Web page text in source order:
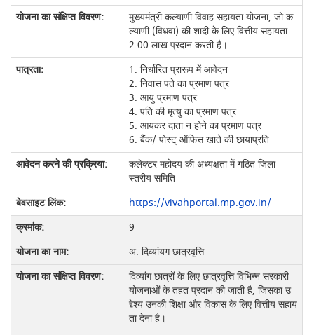
मुख्यमंत्री कल्याणी विवाह सहायता योजना, जो क
ल्याणी (विधवा) की शादी के लिए वित्तीय सहायता
2.00 लाख प्रदान करती है।
1. निर्धारित प्रारूप में आवेदन
2. निवास पते का प्रमाण पत्र
3. आयु प्रमाण पत्र
4. पति की मृत्यु् का प्रमाण पत्र
5. आयकर दाता न होने का प्रमाण पत्र
6. बैंक/ पोस्ट् ऑफिस खाते की छायाप्रति
कलेक्‍टर महोदय की अध्यक्षता में गठित जिला
स्त‍रीय समिति
https://vivahportal.mp.gov.in/
9
अ. दिव्यांयग छात्रवृत्ति
दिव्यांग छात्रों के लिए छात्रवृत्ति विभिन्न सरकारी
योजनाओं के तहत प्रदान की जाती है, जिसका उ
द्देश्य उनकी शिक्षा और विकास के लिए वित्तीय सहाय
ता देना है।